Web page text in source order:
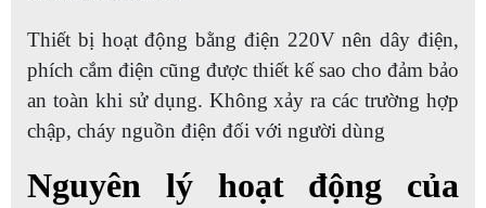
Thiết bị hoạt động bằng điện 220V nên dây điện,
phích cắm điện cũng được thiết kế sao cho đảm bảo
an toàn khi sử dụng. Không xảy ra các trường hợp
chập, cháy nguồn điện đối với người dùng
Nguyên lý hoạt động của